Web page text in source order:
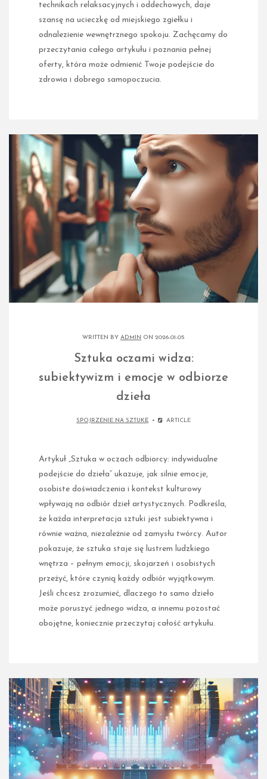
technikach relaksacyjnych i oddechowych, daje
szansę na ucieczkę od miejskiego zgiełku i
odnalezienie wewnętrznego spokoju. Zachęcamy do
przeczytania całego artykułu i poznania pełnej
oferty, która może odmienić Twoje podejście do
zdrowia i dobrego samopoczucia.
WRITTEN BY ADMIN ON 2026-01-05
Sztuka oczami widza:
subiektywizm i emocje w odbiorze
dzieła
SPOJRZENIE NA SZTUKĘ ARTICLE
Artykuł „Sztuka w oczach odbiorcy: indywidualne
podejście do dzieła” ukazuje, jak silnie emocje,
osobiste doświadczenia i kontekst kulturowy
wpływają na odbiór dzieł artystycznych. Podkreśla,
że każda interpretacja sztuki jest subiektywna i
równie ważna, niezależnie od zamysłu twórcy. Autor
pokazuje, że sztuka staje się lustrem ludzkiego
wnętrza – pełnym emocji, skojarzeń i osobistych
przeżyć, które czynią każdy odbiór wyjątkowym.
Jeśli chcesz zrozumieć, dlaczego to samo dzieło
może poruszyć jednego widza, a innemu pozostać
obojętne, koniecznie przeczytaj całość artykułu.